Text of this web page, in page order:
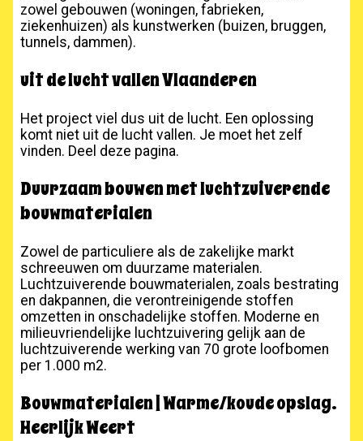
zowel gebouwen (woningen, fabrieken,
ziekenhuizen) als kunstwerken (buizen, bruggen,
tunnels, dammen).
uit de lucht vallen Vlaanderen
Het project viel dus uit de lucht. Een oplossing
komt niet uit de lucht vallen. Je moet het zelf
vinden. Deel deze pagina.
Duurzaam bouwen met luchtzuiverende
bouwmaterialen
Zowel de particuliere als de zakelijke markt
schreeuwen om duurzame materialen.
Luchtzuiverende bouwmaterialen, zoals bestrating
en dakpannen, die verontreinigende stoffen
omzetten in onschadelijke stoffen. Moderne en
milieuvriendelijke luchtzuivering gelijk aan de
luchtzuiverende werking van 70 grote loofbomen
per 1.000 m2.
Bouwmaterialen | Warme/koude opslag.
Heerlijk Weert